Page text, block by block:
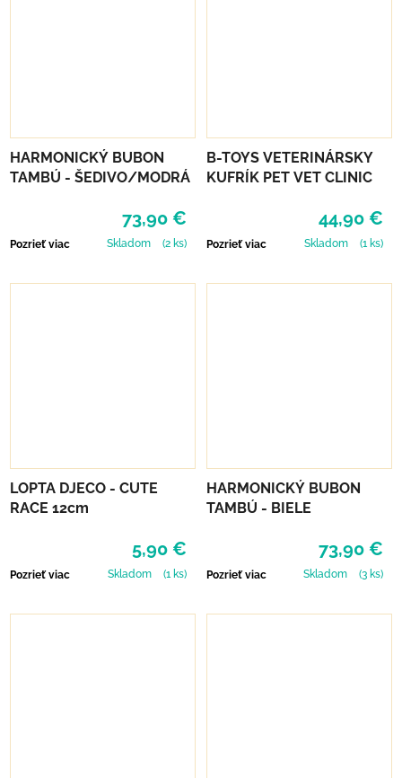
HARMONICKÝ BUBON
TAMBÚ - ŠEDIVO/MODRÁ
73,90 €
Pozrieť viac Skladom (2 ks)
B-TOYS VETERINÁRSKY
KUFRÍK PET VET CLINIC
44,90 €
Pozrieť viac Skladom (1 ks)
LOPTA DJECO - CUTE
RACE 12cm
5,90 €
Pozrieť viac Skladom (1 ks)
HARMONICKÝ BUBON
TAMBÚ - BIELE
73,90 €
Pozrieť viac Skladom (3 ks)